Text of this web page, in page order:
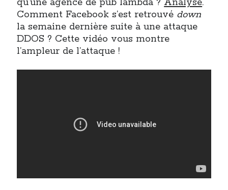
Comment Facebook s’est retrouvé down
la semaine dernière suite à une attaque
DDOS ? Cette vidéo vous montre
l’ampleur de l’attaque !